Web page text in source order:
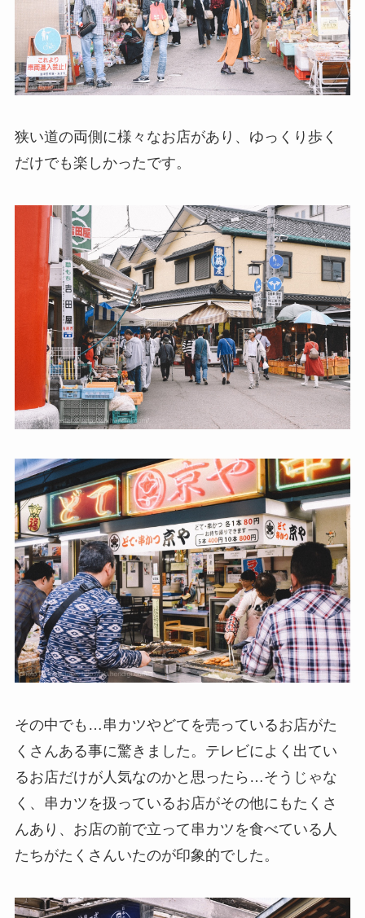
狭い道の両側に様々なお店があり、ゆっくり歩く
だけでも楽しかったです。
その中でも…串カツやどてを売っているお店がた
くさんある事に驚きました。テレビによく出てい
るお店だけが人気なのかと思ったら…そうじゃな
く、串カツを扱っているお店がその他にもたくさ
んあり、お店の前で立って串カツを食べている人
たちがたくさんいたのが印象的でした。